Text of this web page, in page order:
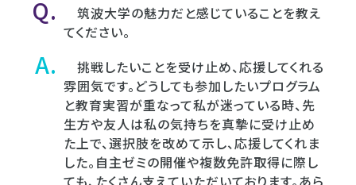
筑波大学の魅力だと感じていることを教え
てください。
挑戦したいことを受け止め、応援してくれる
雰囲気です。どうしても参加したいプログラム
と教育実習が重なって私が迷っている時、先
生方や友人は私の気持ちを真摯に受け止め
た上で、選択肢を改めて示し、応援してくれま
した。自主ゼミの開催や複数免許取得に際し
ても、たくさん支えていただいております。あら